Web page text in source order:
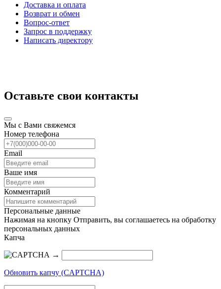
Доставка и оплата
Возврат и обмен
Вопрос-ответ
Запрос в поддержку
Написать директору
Оставьте свои контакты
Мы с Вами свяжемся
Номер телефона
Email
Ваше имя
Комментарий
Персональные данные
Нажимая на кнопку Отправить, вы соглашаетесь на обработку
персональных данных
Капча
→
Обновить капчу (CAPTCHA)